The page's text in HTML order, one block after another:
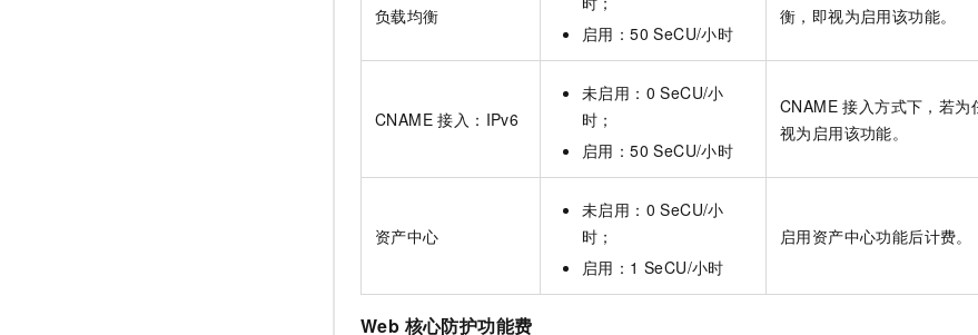
负载均衡
启用：50 SeCU/小时
衡，即视为启用该功能。
CNAME 接入：IPv6
未启用：0 SeCU/小
时；
启用：50 SeCU/小时
CNAME 接入方式下，若为
视为启用该功能。
资产中心
未启用：0 SeCU/小
时；
启用：1 SeCU/小时
启用资产中心功能后计费。
Web 核心防护功能费